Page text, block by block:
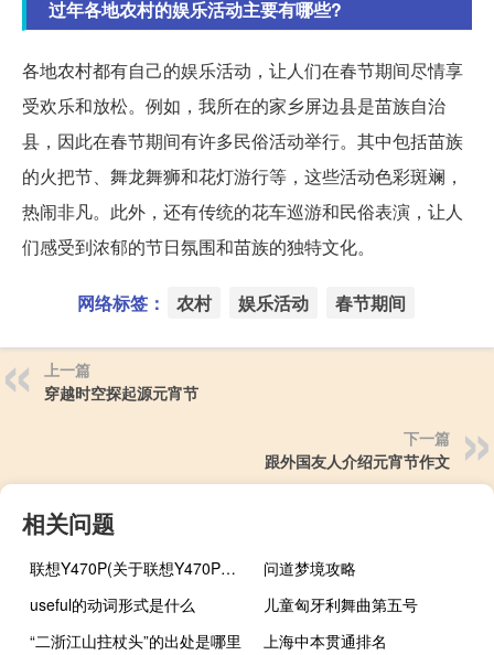
过年各地农村的娱乐活动主要有哪些?
各地农村都有自己的娱乐活动，让人们在春节期间尽情享
受欢乐和放松。例如，我所在的家乡屏边县是苗族自治
县，因此在春节期间有许多民俗活动举行。其中包括苗族
的火把节、舞龙舞狮和花灯游行等，这些活动色彩斑斓，
热闹非凡。此外，还有传统的花车巡游和民俗表演，让人
们感受到浓郁的节日氛围和苗族的独特文化。
网络标签： 农村 娱乐活动 春节期间
上一篇
穿越时空探起源元宵节
下一篇
跟外国友人介绍元宵节作文
相关问题
联想Y470P(关于联想Y470P简述)
问道梦境攻略
useful的动词形式是什么
儿童匈牙利舞曲第五号
“二浙江山拄杖头”的出处是哪里
上海中本贯通排名